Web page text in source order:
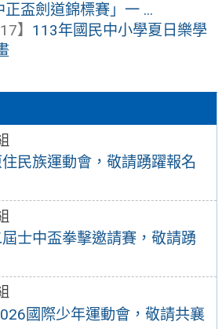
民族運動會，敬請踴躍報名
士中盃拳擊邀請賽，敬請踴
國際少年運動會，敬請共襄
盃劍道錦標賽」一 ...
】 113年國民中小學夏日樂學